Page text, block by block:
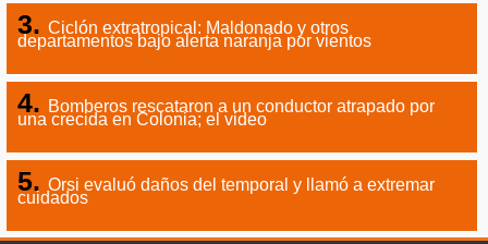
Ciclón extratropical: Maldonado y otros
departamentos bajo alerta naranja por vientos
Bomberos rescataron a un conductor atrapado por
una crecida en Colonia; el video
Orsi evaluó daños del temporal y llamó a extremar
cuidados